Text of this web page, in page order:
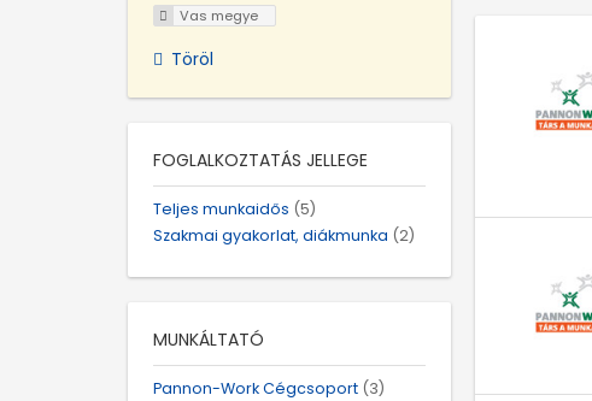
Vas megye
Töröl
FOGLALKOZTATÁS JELLEGE
Teljes munkaidős (5)
Szakmai gyakorlat, diákmunka (2)
MUNKÁLTATÓ
Pannon-Work Cégcsoport (3)